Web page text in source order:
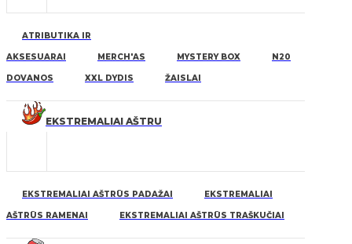
ATRIBUTIKA IR
AKSESUARAI MERCH'AS MYSTERY BOX N20
DOVANOS XXL DYDIS ŽAISLAI
EKSTREMALIAI AŠTRU
EKSTREMALIAI AŠTRŪS PADAŽAI EKSTREMALIAI
AŠTRŪS RAMENAI EKSTREMALIAI AŠTRŪS TRAŠKUČIAI